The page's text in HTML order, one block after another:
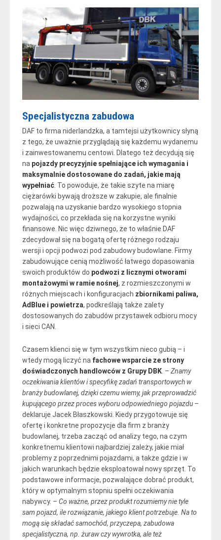
Specjalistyczna zabudowa
DAF to firma niderlandzka, a tamtejsi użytkownicy słyną
z tego, że uważnie przyglądają się każdemu wydanemu
i zainwestowanemu centowi. Dlatego też decydują się
na pojazdy precyzyjnie spełniające ich wymagania i
maksymalnie dostosowane do zadań, jakie mają
wypełniać . To powoduje, że takie szyte na miarę
ciężarówki bywają droższe w zakupie, ale finalnie
pozwalają na uzyskanie bardzo wysokiego stopnia
wydajności, co przekłada się na korzystne wyniki
finansowe. Nic więc dziwnego, że to właśnie DAF
zdecydował się na bogatą ofertę różnego rodzaju
wersji i opcji podwozi pod zabudowy budowlane. Firmy
zabudowujące cenią możliwość łatwego dopasowania
swoich produktów do podwozi z licznymi otworami
montażowymi w ramie nośnej, z rozmieszczonymi w
różnych miejscach i konfiguracjach zbiornikami paliwa,
AdBlue i powietrza, podkreślają także zalety
dostosowanych do zabudów przystawek odbioru mocy
i sieci CAN.
Czasem klienci się w tym wszystkim nieco gubią – i
wtedy mogą liczyć na fachowe wsparcie ze strony
doświadczonych handlowców z Grupy DBK . – Znamy
oczekiwania klientów i specyfikę zadań transportowych w
branży budowlanej, dzięki czemu wiemy, jak przeprowadzić
kupującego przez proces wyboru odpowiedniego pojazdu –
deklaruje Jacek Błaszkowski. Kiedy przygotowuje się
ofertę i konkretne propozycje dla firm z branży
budowlanej, trzeba zacząć od analizy tego, na czym
konkretnemu klientowi najbardziej zależy, jakie miał
problemy z poprzednimi pojazdami, a także gdzie i w
jakich warunkach będzie eksploatował nowy sprzęt. To
podstawowe informacje, pozwalające dobrać produkt,
który w optymalnym stopniu spełni oczekiwania
nabywcy. – Co ważne, przez produkt rozumiemy nie tyle
sam pojazd, ile rozwiązanie, jakiego klient potrzebuje. Na to
mogą się składać samochód, przyczepa, zabudowa
specjalistyczna, np. żuraw czy wywrotka, ale też